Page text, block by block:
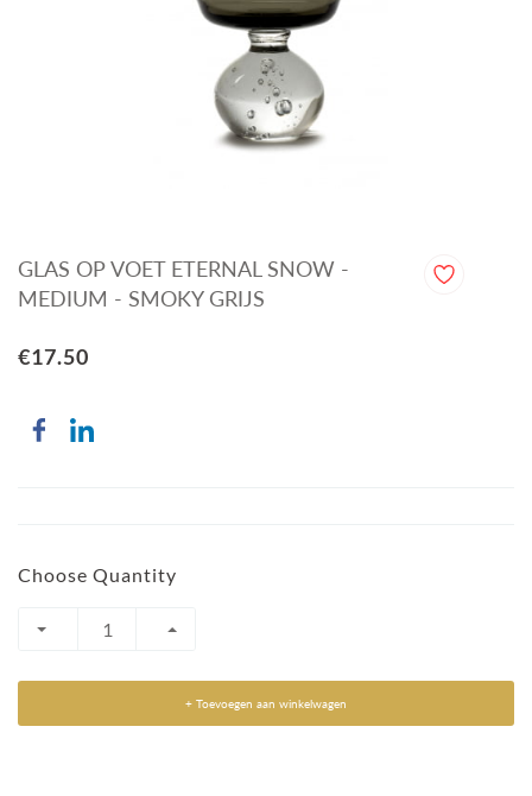
GLAS OP VOET ETERNAL SNOW -
MEDIUM - SMOKY GRIJS
€17.50
Choose Quantity
+ Toevoegen aan winkelwagen